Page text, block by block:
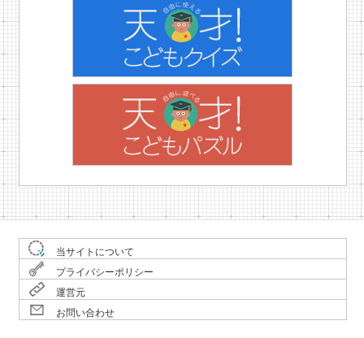
当サイトについて
プライバシーポリシー
運営元
お問い合わせ